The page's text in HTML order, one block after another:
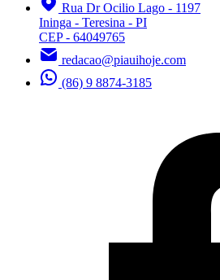
Rua Dr Ocilio Lago - 1197
Ininga - Teresina - PI
CEP - 64049765
redacao@piauihoje.com
(86) 9 8874-3185